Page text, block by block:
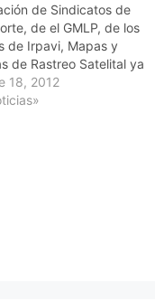
de Sindicatos de
de el GMLP, de los
de Irpavi, Mapas y
de Rastreo Satelital ya
para el proyecto. Lo que
es un Voto tuyo el día de
18, 2012